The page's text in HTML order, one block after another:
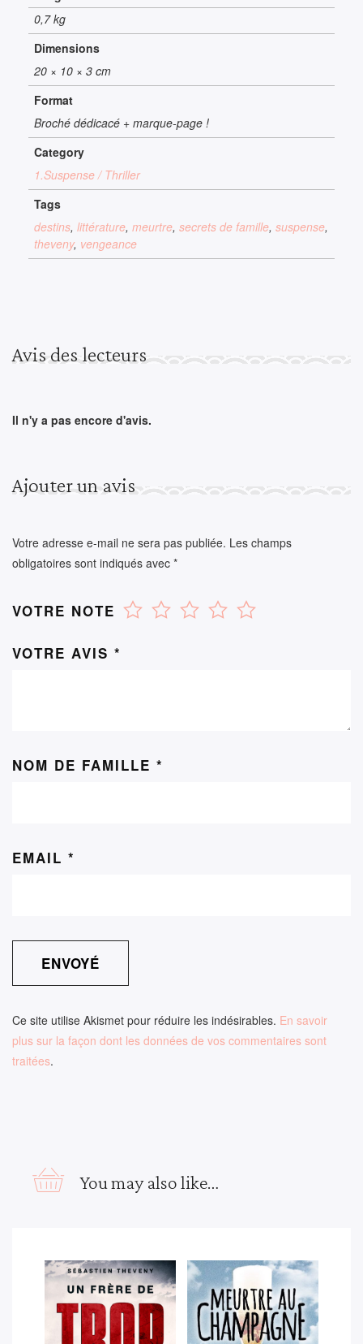
0,7 kg
Dimensions
20 × 10 × 3 cm
Format
Broché dédicacé + marque-page !
Category
1.Suspense / Thriller
Tags
destins, littérature, meurtre, secrets de famille, suspense,
theveny, vengeance
Avis des lecteurs
Il n'y a pas encore d'avis.
Ajouter un avis
Votre adresse e-mail ne sera pas publiée. Les champs
obligatoires sont indiqués avec *
VOTRE NOTE
VOTRE AVIS *
NOM DE FAMILLE *
EMAIL *
Ce site utilise Akismet pour réduire les indésirables. En savoir
plus sur la façon dont les données de vos commentaires sont
traitées.
You may also like…